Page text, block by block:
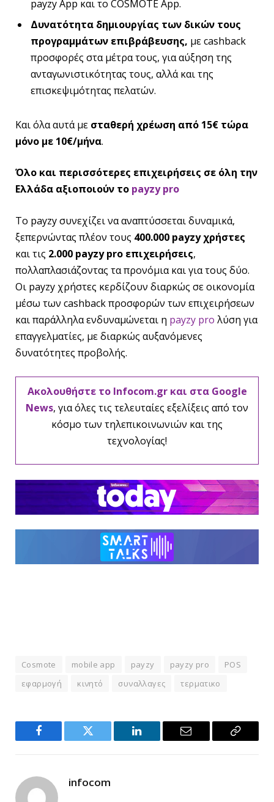
payzy App και το COSMOTE App.
Δυνατότητα δημιουργίας των δικών τους
προγραμμάτων επιβράβευσης, με cashback
προσφορές στα μέτρα τους, για αύξηση της
ανταγωνιστικότητας τους, αλλά και της
επισκεψιμότητας πελατών.
Και όλα αυτά με σταθερή χρέωση από 15€ τώρα
μόνο με 10€/μήνα.
Όλο και περισσότερες επιχειρήσεις σε όλη την
Ελλάδα αξιοποιούν το payzy pro
Το payzy συνεχίζει να αναπτύσσεται δυναμικά,
ξεπερνώντας πλέον τους 400.000 payzy χρήστες
και τις 2.000 payzy pro επιχειρήσεις,
πολλαπλασιάζοντας τα προνόμια και για τους δύο.
Οι payzy χρήστες κερδίζουν διαρκώς σε οικονομία
μέσω των cashback προσφορών των επιχειρήσεων
και παράλληλα ενδυναμώνεται η payzy pro λύση για
επαγγελματίες, με διαρκώς αυξανόμενες
δυνατότητες προβολής.
Ακολουθήστε το Infocom.gr και στα Google
News, για όλες τις τελευταίες εξελίξεις από τον
κόσμο των τηλεπικοινωνιών και της
τεχνολογίας!
Cosmote mobile app payzy payzy pro
POS
εφαρμογή
κινητό συναλλαγες τερματικο
Facebook Twitter LinkedIn Email
Copy
infocom